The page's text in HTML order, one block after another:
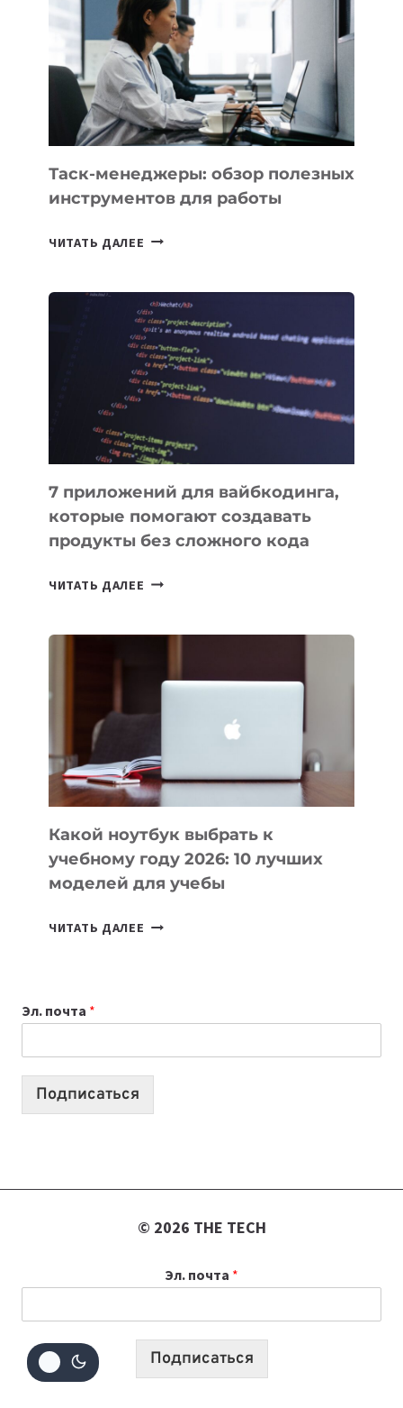
РАЗВИВАЮТ
ТЕХНОЛОГИЧЕСКОЕ
ОБРАЗОВАНИЕ
ТАДЖИКИСТАНА
Таск-менеджеры: обзор полезных
инструментов для работы
ЧИТАТЬ ДАЛЕЕ ТАСК-
ПОЛЕЗНЫХ
ИНСТРУМЕНТОВ
ДЛЯ
РАБОТЫ
7 приложений для вайбкодинга,
которые помогают создавать
продукты без сложного кода
ЧИТАТЬ ДАЛЕЕ 7
ПОМОГАЮТ
СОЗДАВАТЬ
БЕЗ
СЛОЖНОГО
КОДА
Какой ноутбук выбрать к
учебному году 2026: 10 лучших
моделей для учебы
ЧИТАТЬ ДАЛЕЕ КАКОЙ
2026:
10
Эл. почта *
Подписаться
© 2026 THE TECH
Эл. почта *
Подписаться